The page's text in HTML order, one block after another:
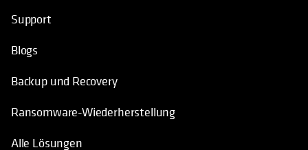
Support
Blogs
Backup und Recovery
Ransomware-Wiederherstellung
Alle Lösungen